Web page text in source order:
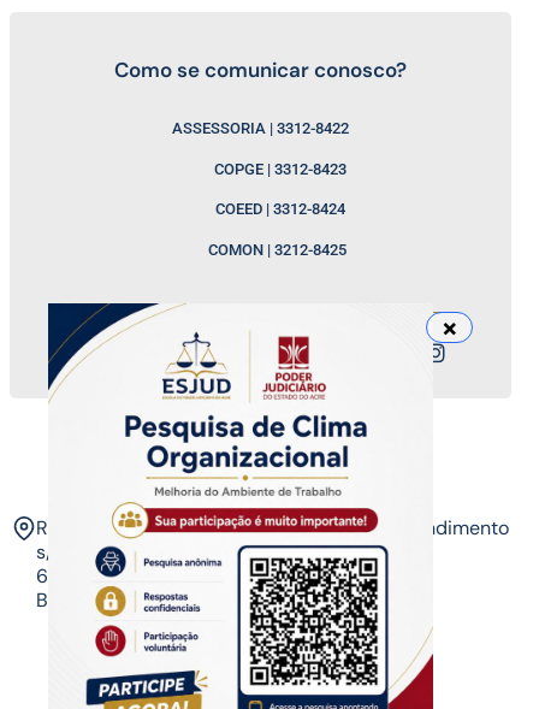
Como se comunicar conosco?
ASSESSORIA | 3312-8422
COPGE | 3312-8423
COEED | 3312-8424
COMON | 3212-8425
Nossos canais
ESJUD
Rua Tribunal de Justiça,
s/n. Via Verde.
69.915-631 – Rio
Branco-AC.​
Horário de Atendimento
07 às 14 horas​
Copyrigth ® | Escola do Poder Judiciário